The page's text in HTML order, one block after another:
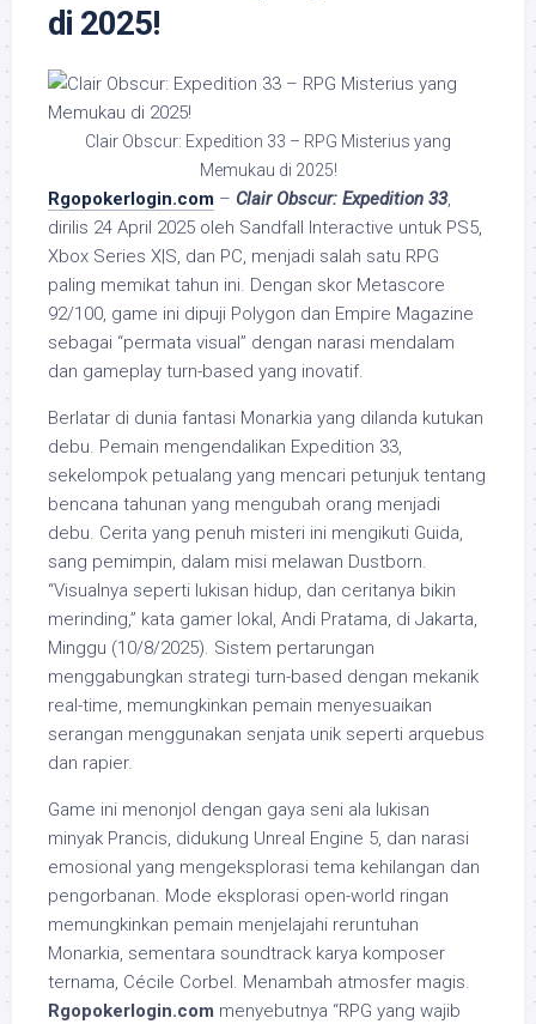
di 2025!
Clair Obscur: Expedition 33 – RPG Misterius yang
Memukau di 2025!
Rgopokerlogin.com – Clair Obscur: Expedition 33,
dirilis 24 April 2025 oleh Sandfall Interactive untuk PS5,
Xbox Series X|S, dan PC, menjadi salah satu RPG
paling memikat tahun ini. Dengan skor Metascore
92/100, game ini dipuji Polygon dan Empire Magazine
sebagai “permata visual” dengan narasi mendalam
dan gameplay turn-based yang inovatif.
Berlatar di dunia fantasi Monarkia yang dilanda kutukan
debu. Pemain mengendalikan Expedition 33,
sekelompok petualang yang mencari petunjuk tentang
bencana tahunan yang mengubah orang menjadi
debu. Cerita yang penuh misteri ini mengikuti Guida,
sang pemimpin, dalam misi melawan Dustborn.
“Visualnya seperti lukisan hidup, dan ceritanya bikin
merinding,” kata gamer lokal, Andi Pratama, di Jakarta,
Minggu (10/8/2025). Sistem pertarungan
menggabungkan strategi turn-based dengan mekanik
real-time, memungkinkan pemain menyesuaikan
serangan menggunakan senjata unik seperti arquebus
dan rapier.
Game ini menonjol dengan gaya seni ala lukisan
minyak Prancis, didukung Unreal Engine 5, dan narasi
emosional yang mengeksplorasi tema kehilangan dan
pengorbanan. Mode eksplorasi open-world ringan
memungkinkan pemain menjelajahi reruntuhan
Monarkia, sementara soundtrack karya komposer
ternama, Cécile Corbel. Menambah atmosfer magis.
Rgopokerlogin.com menyebutnya “RPG yang wajib